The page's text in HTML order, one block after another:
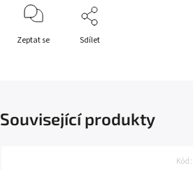
Zeptat se Sdílet
Související produkty
Kód: